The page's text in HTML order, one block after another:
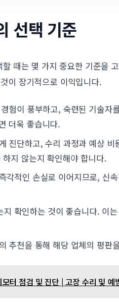
선택 기준
때는 몇 가지 중요한 기준을
이 장기적으로 이익입니다.
험이 풍부하고, 숙련된 기술자
더욱 좋습니다.
진단하고, 수리 과정과 예상
지 않는지 확인해야 합니다.
각적인 손실로 이어지므로, 신
확인하는 것이 좋습니다. 이
추천을 통해 해당 업체의 평판
터 점검 및 진단 | 고장 수리 및 예